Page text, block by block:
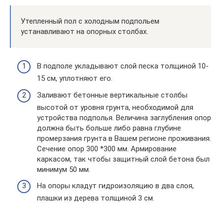
Утепленный пол с холодным подпольем
устанавливают на опорных столбах.
В подполе укладывают слой песка толщиной 10-
15 см, уплотняют его.
Заливают бетонные вертикальные столбы
высотой от уровня грунта, необходимой для
устройства подполья. Величина заглубления опор
должна быть больше либо равна глубине
промерзания грунта в Вашем регионе проживания.
Сечение опор 300 *300 мм. Армирование
каркасом, так чтобы защитный слой бетона был
минимум 50 мм.
На опоры кладут гидроизоляцию в два слоя,
плашки из дерева толщиной 3 см.